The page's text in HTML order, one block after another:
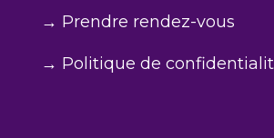
→ Prendre rendez-vous
→ Politique de